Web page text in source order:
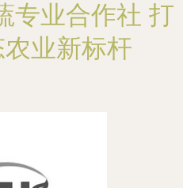
专业合作社 打
业新标杆